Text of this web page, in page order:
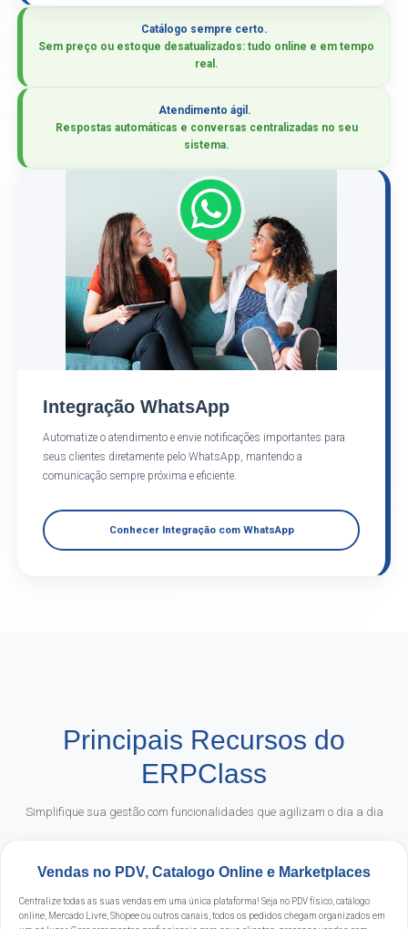
Catálogo sempre certo.
Sem preço ou estoque desatualizados: tudo online e em tempo
real.
Atendimento ágil.
Respostas automáticas e conversas centralizadas no seu
sistema.
Integração WhatsApp
Automatize o atendimento e envie notificações importantes para
seus clientes diretamente pelo WhatsApp, mantendo a
comunicação sempre próxima e eficiente.
Conhecer Integração com WhatsApp
Principais Recursos do
ERPClass
Simplifique sua gestão com funcionalidades que agilizam o dia a dia
Vendas no PDV, Catalogo Online e Marketplaces
Centralize todas as suas vendas em uma única plataforma! Seja no PDV físico, catálogo
online, Mercado Livre, Shopee ou outros canais, todos os pedidos chegam organizados em